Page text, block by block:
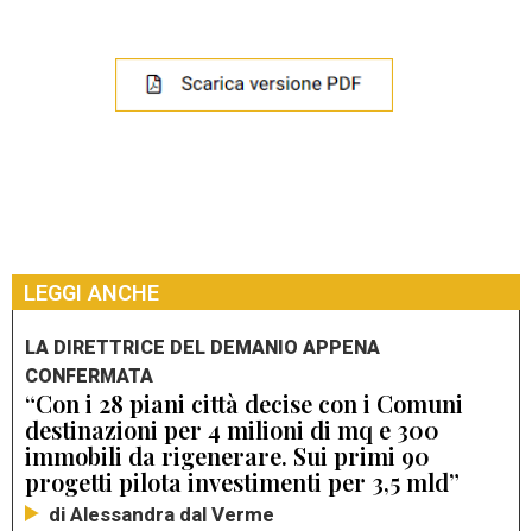
LEGGI ANCHE
LA DIRETTRICE DEL DEMANIO APPENA
CONFERMATA
“Con i 28 piani città decise con i Comuni
destinazioni per 4 milioni di mq e 300
immobili da rigenerare. Sui primi 90
progetti pilota investimenti per 3,5 mld”
di Alessandra dal Verme